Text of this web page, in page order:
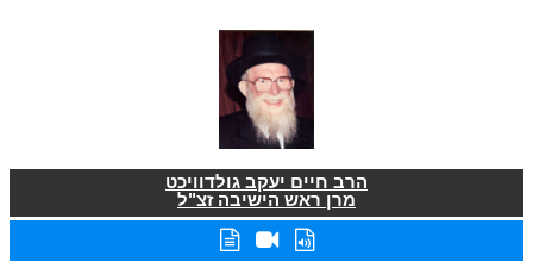
הרב חיים יעקב גולדוויכט
מרן ראש הישיבה זצ"ל